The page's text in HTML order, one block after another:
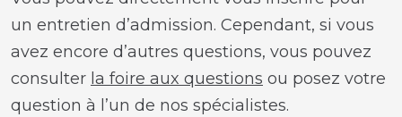
un entretien d’admission. Cependant, si vous
avez encore d’autres questions, vous pouvez
consulter la foire aux questions ou posez votre
question à l’un de nos spécialistes.